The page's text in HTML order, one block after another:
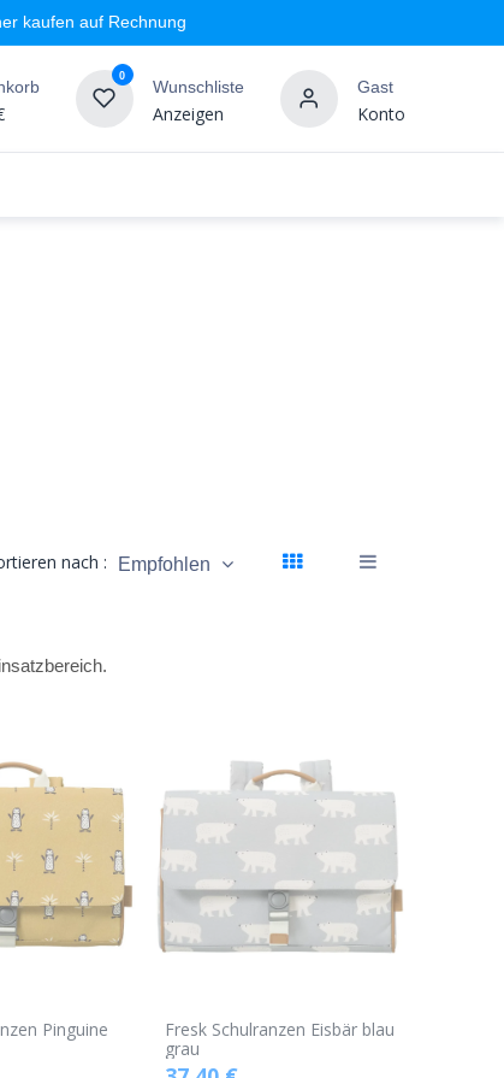
kaufen auf Rechnung
0
Wunschliste
Anzeigen
Gast
Konto
nach : Empfohlen
Pinguine
Fresk Schulranzen Eisbär blau
grau